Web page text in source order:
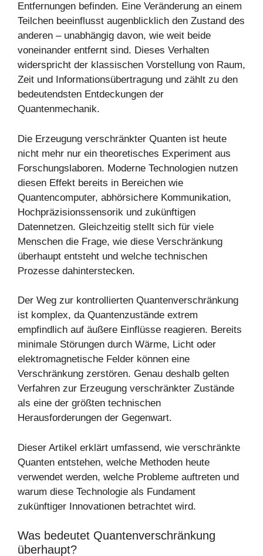
Entfernungen befinden. Eine Veränderung an einem
Teilchen beeinflusst augenblicklich den Zustand des
anderen – unabhängig davon, wie weit beide
voneinander entfernt sind. Dieses Verhalten
widerspricht der klassischen Vorstellung von Raum,
Zeit und Informationsübertragung und zählt zu den
bedeutendsten Entdeckungen der
Quantenmechanik.
Die Erzeugung verschränkter Quanten ist heute
nicht mehr nur ein theoretisches Experiment aus
Forschungslaboren. Moderne Technologien nutzen
diesen Effekt bereits in Bereichen wie
Quantencomputer, abhörsichere Kommunikation,
Hochpräzisionssensorik und zukünftigen
Datennetzen. Gleichzeitig stellt sich für viele
Menschen die Frage, wie diese Verschränkung
überhaupt entsteht und welche technischen
Prozesse dahinterstecken.
Der Weg zur kontrollierten Quantenverschränkung
ist komplex, da Quantenzustände extrem
empfindlich auf äußere Einflüsse reagieren. Bereits
minimale Störungen durch Wärme, Licht oder
elektromagnetische Felder können eine
Verschränkung zerstören. Genau deshalb gelten
Verfahren zur Erzeugung verschränkter Zustände
als eine der größten technischen
Herausforderungen der Gegenwart.
Dieser Artikel erklärt umfassend, wie verschränkte
Quanten entstehen, welche Methoden heute
verwendet werden, welche Probleme auftreten und
warum diese Technologie als Fundament
zukünftiger Innovationen betrachtet wird.
Was bedeutet Quantenverschränkung
überhaupt?